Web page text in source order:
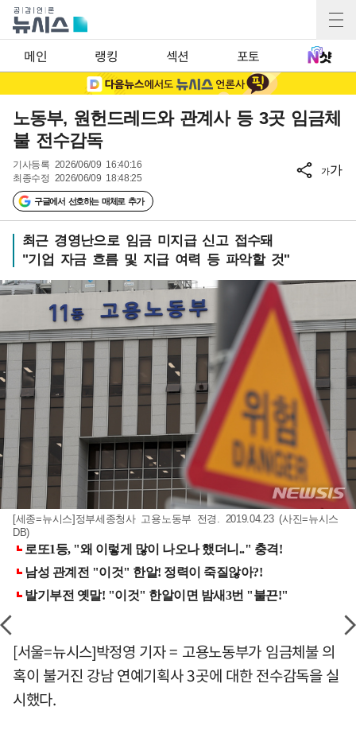
메인 랭킹 섹션 포토
노동부, 원헌드레드와 관계사 등 3곳 임금체
불 전수감독
기사등록 2026/06/09 16:40:16
최종수정 2026/06/09 18:48:25
구글에서 선호하는 매체로 추가
가가
최근 경영난으로 임금 미지급 신고 접수돼
"기업 자금 흐름 및 지급 여력 등 파악할 것"
[세종=뉴시스]정부세종청사 고용노동부 전경. 2019.04.23 (사진=뉴시스
DB)
[서울=뉴시스]박정영 기자 = 고용노동부가 임금체불 의
혹이 불거진 강남 연예기획사 3곳에 대한 전수감독을 실
시했다.